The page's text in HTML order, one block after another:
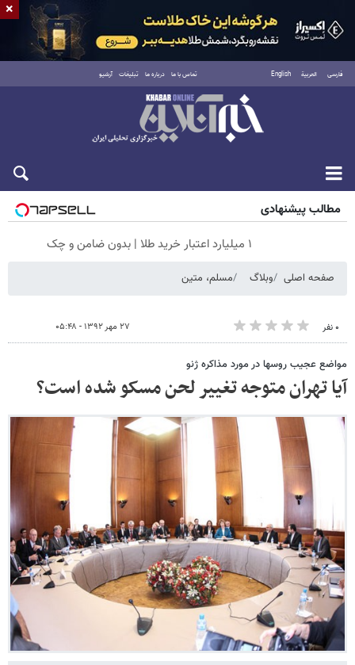
فارسی العربية English تماس با ما درباره ما تبلیغات آرشیو
جمعه ۱۶ مرداد ۱۴۰۵
مطالب پیشنهادی
۱ میلیارد اعتبار خرید طلا | بدون ضامن و چک
صفحه اصلی وبلاگ مسلم، متین
۰ نفر ۲۷ مهر ۱۳۹۲ - ۰۵:۴۸
مواضع عجیب روسها در مورد مذاکره ژنو
آیا تهران متوجه تغییر لحن مسکو شده است؟
×